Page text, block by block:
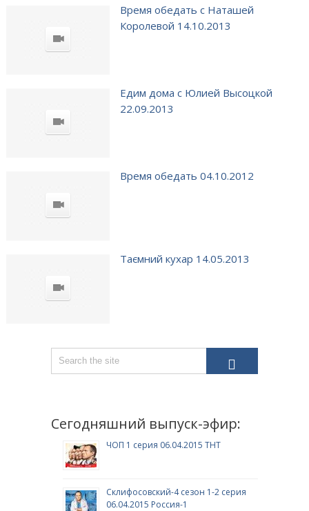
Время обедать с Наташей
Королевой 14.10.2013
Едим дома с Юлией Высоцкой
22.09.2013
Время обедать 04.10.2012
Таємний кухар 14.05.2013
Сегодняшний выпуск-эфир:
ЧОП 1 серия 06.04.2015 ТНТ
Склифосовский-4 сезон 1-2 серия
06.04.2015 Россия-1